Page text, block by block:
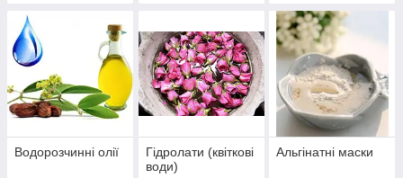
Водорозчинні олії
Гідролати (квіткові
води)
Альгінатні маски